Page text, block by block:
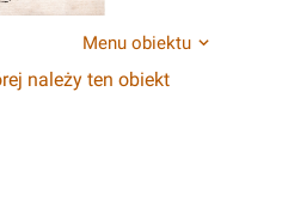
Menu obiektu
należy ten obiekt